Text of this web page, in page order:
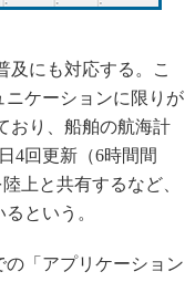
及にも対応する。こ
ケーションに限りが
おり、船舶の航海計
4回更新（6時間間
上と共有するなど、
という。
「アプリケーション